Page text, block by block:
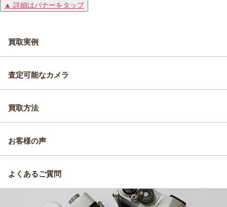
▲ 詳細はバナーをタップ
買取実例
査定可能なカメラ
買取方法
お客様の声
よくあるご質問